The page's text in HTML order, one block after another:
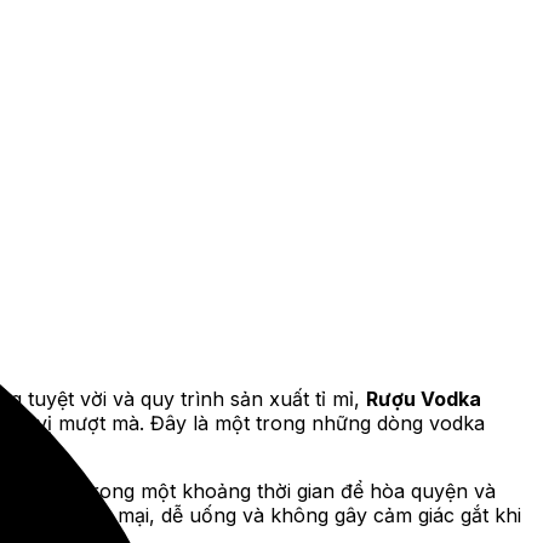
tuyệt vời và quy trình sản xuất tỉ mỉ, Rượu Vodka
vị mượt mà. Đây là một trong những dòng vodka
ủ trong một khoảng thời gian để hòa quyện và
vị mềm mại, dễ uống và không gây cảm giác gắt khi